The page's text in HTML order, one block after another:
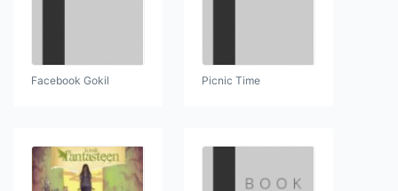
Facebook Gokil Picnic Time